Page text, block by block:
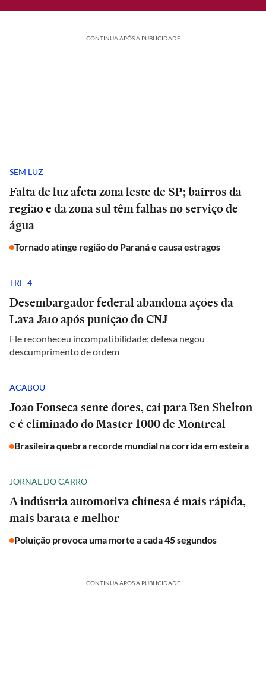
CONTINUA APÓS A PUBLICIDADE
SEM LUZ
Falta de luz afeta zona leste de SP; bairros da
região e da zona sul têm falhas no serviço de
água
Tornado atinge região do Paraná e causa estragos
TRF-4
Desembargador federal abandona ações da
Lava Jato após punição do CNJ
Ele reconheceu incompatibilidade; defesa negou
descumprimento de ordem
ACABOU
João Fonseca sente dores, cai para Ben Shelton
e é eliminado do Master 1000 de Montreal
Brasileira quebra recorde mundial na corrida em esteira
JORNAL DO CARRO
A indústria automotiva chinesa é mais rápida,
mais barata e melhor
Poluição provoca uma morte a cada 45 segundos
CONTINUA APÓS A PUBLICIDADE